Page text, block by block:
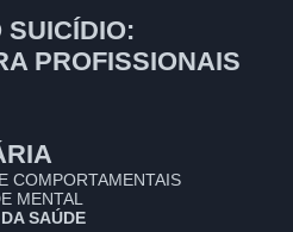
SUICÍDIO:
PROFISSIONAIS
COMPORTAMENTAIS
MENTAL
SAÚDE